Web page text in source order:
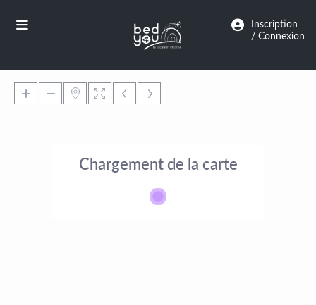
Inscription
/ Connexion
Chargement de la carte